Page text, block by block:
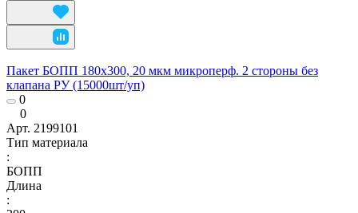
Пакет БОПП 180x300, 20 мкм микроперф. 2 стороны без
клапана РУ (15000шт/уп)
0
0
Арт. 2199101
Тип материала
:
БОПП
Длина
: